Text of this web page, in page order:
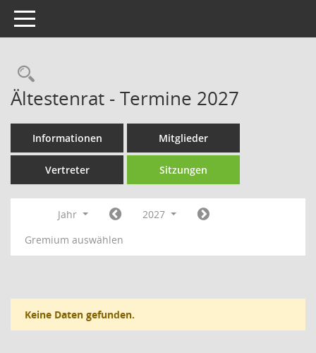
Toggle navigation
Rechercheauswahl
Ältestenrat - Termine 2027
Informationen Mitglieder
Vertreter Sitzungen
Jahr
2027
Gremium auswählen
Keine Daten gefunden.